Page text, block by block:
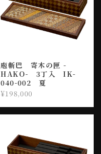
庖斬巴 寄木の匣 -
HAKO- 3丁入 IK-
040-002 夏
¥198,000